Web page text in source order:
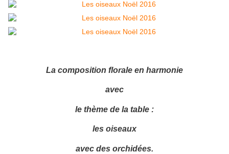
La composition florale en harmonie
avec
le thème de la table :
les oiseaux
avec des orchidées.